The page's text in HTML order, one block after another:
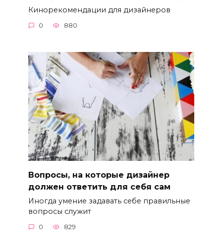
Кинорекомендации для дизайнеров
0 880
Вопросы, на которые дизайнер
должен ответить для себя сам
Иногда умение задавать себе правильные
вопросы служит
0 829